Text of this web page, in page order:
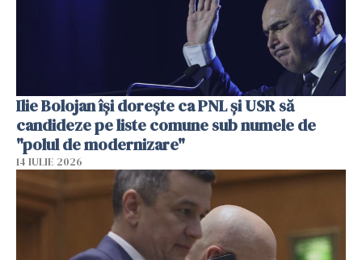
Ilie Bolojan își dorește ca PNL și USR să
candideze pe liste comune sub numele de
"polul de modernizare"
14 IULIE 2026